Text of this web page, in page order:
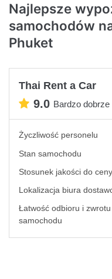
Najlepsze
samochodów
Phuket
Thai Rent a Car
9.0 Bardzo dobrze
Życzliwość personelu
Stan samochodu
Stosunek jakości do ceny
Lokalizacja biura
Łatwość odbioru i zwrotu
samochodu